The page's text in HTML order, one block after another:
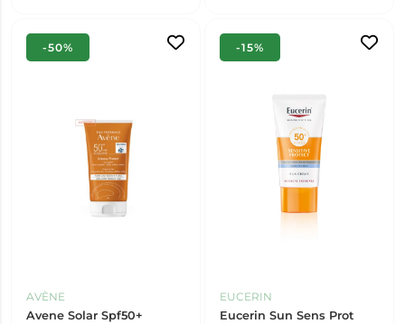
-50%
AVÈNE
Avene Solar Spf50+
-15%
EUCERIN
Eucerin Sun Sens Prot